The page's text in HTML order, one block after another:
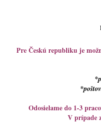
Pre Českú republiku je
Odosielame do 1-3
V prípade